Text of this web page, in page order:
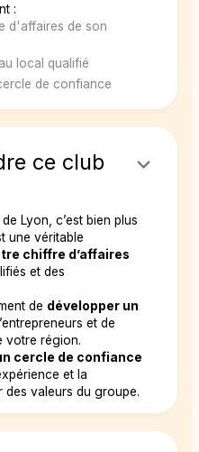
:
d'affaires de son
local qualifié
de confiance
ce club
Lyon, c’est bien plus
une véritable
chiffre d’affaires
et des
de développer un
et de
votre région.
cercle de confiance
et la
valeurs du groupe.